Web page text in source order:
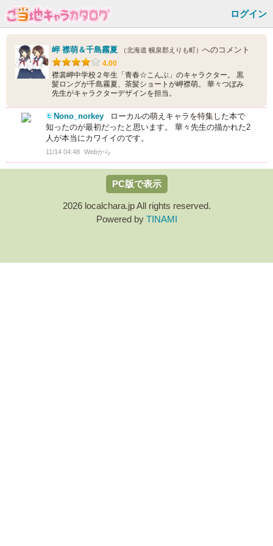
ログイン
岬 襟萌＆千島霧夏 （北海道 幌泉郡えりも町） へのコメント
4.00
襟裳岬中学校２年生「青春☆こんぶ」のキャラクター。 黒
髪ロングが千島霧夏、茶髪ショートが岬襟萌。 華々つぼみ
先生がキャラクターデザインを担当。
Nono_norkey
ローカルの萌えキャラを特集した本で
知ったのが最初だったと思います。 華々先生の描かれた2
人が本当にカワイイのです。
11/14 04:48 Webから
PC版で表示
2026 localchara.jp All rights reserved.
Powered by TINAMI